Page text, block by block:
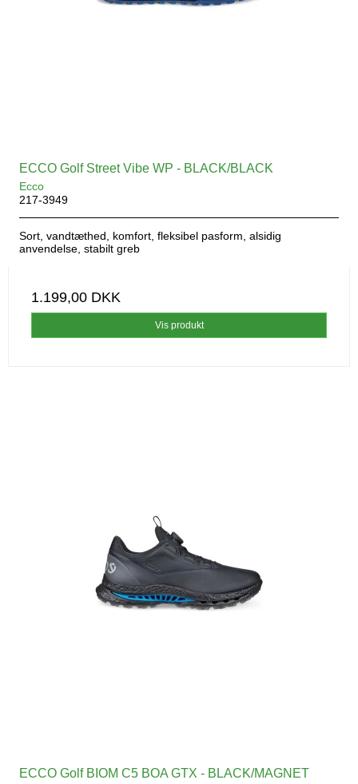
ECCO Golf Street Vibe WP - BLACK/BLACK
Ecco
217-3949
Sort, vandtæthed, komfort, fleksibel pasform, alsidig
anvendelse, stabilt greb
1.199,00 DKK
Vis produkt
ECCO Golf BIOM C5 BOA GTX - BLACK/MAGNET